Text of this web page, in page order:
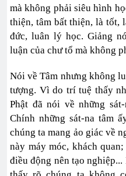
mà không phải siêu hình
thiện, tâm bất thiện, là tốt,
đức, luân lý học. Giảng
luận của chư tổ mà không
Nói về Tâm nhưng không
tượng. Vì do trí tuệ thấy
Phật đã nói về những
Chính những sát-na tâm
chúng ta mang ảo giác về
này máy móc, khách
điều động nên tạo